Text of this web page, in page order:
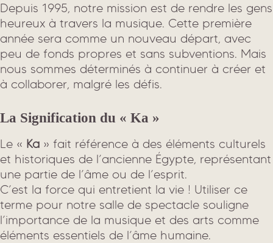
Depuis 1995, notre mission est de rendre les gens
heureux à travers la musique. Cette première
année sera comme un nouveau départ, avec
peu de fonds propres et sans subventions. Mais
nous sommes déterminés à continuer à créer et
à collaborer, malgré les défis.
La Signification du « Ka »
Le « Ka » fait référence à des éléments culturels
et historiques de l’ancienne Égypte, représentant
une partie de l’âme ou de l’esprit.
C’est la force qui entretient la vie ! Utiliser ce
terme pour notre salle de spectacle souligne
l’importance de la musique et des arts comme
éléments essentiels de l’âme humaine.